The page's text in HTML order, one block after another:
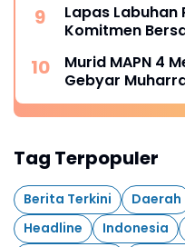
Lapas Labuhan
Komitmen
Murid MAPN 4
Gebyar
Tag Terpopuler
Berita Terkini Daerah
Headline
Indonesia